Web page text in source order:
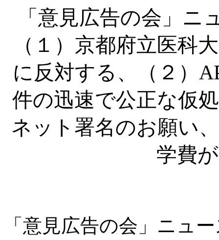
「意見広告の会」ニ
（１）京都府立医科
に反対する、（２）
件の迅速で公正な仮
ネット署名のお願い
学費
「意見広告の会」ニュ